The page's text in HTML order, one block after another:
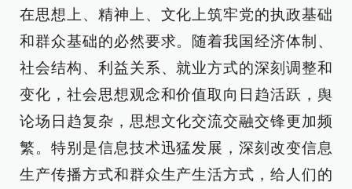
在思想上、精神上、文化上筑牢党的执政基础
和群众基础的必然要求。随着我国经济体制、
社会结构、利益关系、就业方式的深刻调整和
变化，社会思想观念和价值取向日趋活跃，舆
论场日趋复杂，思想文化交流交融交锋更加频
繁。特别是信息技术迅猛发展，深刻改变信息
生产传播方式和群众生产生活方式，给人们的